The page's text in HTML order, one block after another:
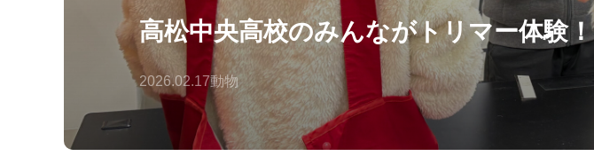
高松中央高校のみんながトリマー体験！
2026.02.17動物